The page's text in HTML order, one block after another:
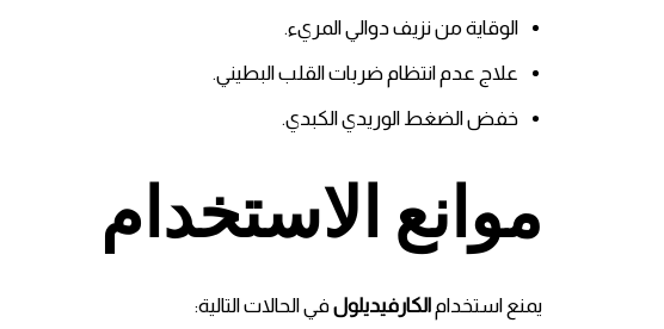
الوقاية من نزيف دوالي المريء.
علاج عدم انتظام ضربات القلب البطيني.
خفض الضغط الوريدي الكبدي.
موانع الاستخدام
يمنع استخدام الكارفيديلولفي الحالات التالية: